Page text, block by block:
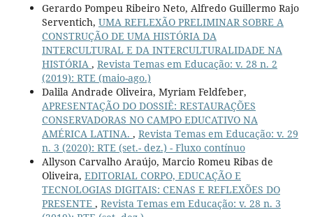
Gerardo Pompeu Ribeiro Neto, Alfredo Guillermo Rajo
Serventich, UMA REFLEXÃO PRELIMINAR SOBRE A
CONSTRUÇÃO DE UMA HISTÓRIA DA
INTERCULTURAL E DA INTERCULTURALIDADE NA
HISTÓRIA , Revista Temas em Educação: v. 28 n. 2
(2019): RTE (maio-ago.)
Dalila Andrade Oliveira, Myriam Feldfeber,
APRESENTAÇÃO DO DOSSIÊ: RESTAURAÇÕES
CONSERVADORAS NO CAMPO EDUCATIVO NA
AMÉRICA LATINA. , Revista Temas em Educação: v. 29
n. 3 (2020): RTE (set.- dez.) - Fluxo contínuo
Allyson Carvalho Araújo, Marcio Romeu Ribas de
Oliveira, EDITORIAL CORPO, EDUCAÇÃO E
TECNOLOGIAS DIGITAIS: CENAS E REFLEXÕES DO
PRESENTE , Revista Temas em Educação: v. 28 n. 3